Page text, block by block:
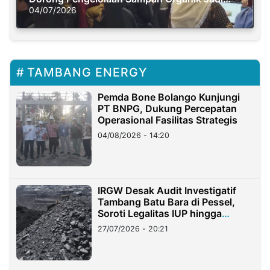
Solusi Krisis Iklim
04/07/2026
TAMBANG ENERGY
Pemda Bone Bolango Kunjungi
PT BNPG, Dukung Percepatan
Operasional Fasilitas Strategis
04/08/2026 - 14:20
IRGW Desak Audit Investigatif
Tambang Batu Bara di Pessel,
Soroti Legalitas IUP hingga
Stockpile
27/07/2026 - 20:21